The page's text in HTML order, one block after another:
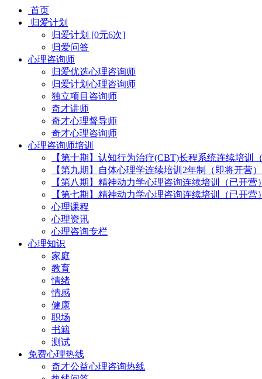
首页
归爱计划
归爱计划 [0元6次]
归爱问答
心理咨询师
归爱优选心理咨询师
归爱计划心理咨询师
独立项目咨询师
奇才讲师
奇才心理督导师
奇才心理咨询师
心理咨询师培训
【第十期】认知行为治疗(CBT)长程系统连续培训
【第九期】自体心理学连续培训2年制（即将开营）
【第八期】精神动力学心理咨询连续培训（已开营）
【第七期】精神动力学心理咨询连续培训（已开营）
心理课程
心理资讯
心理咨询专栏
心理知识
家庭
教育
情绪
情感
健康
职场
书籍
测试
免费心理热线
奇才公益心理咨询热线